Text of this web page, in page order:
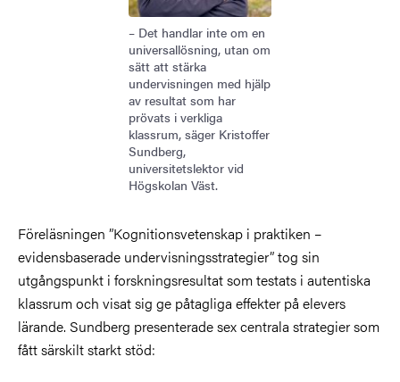
– Det handlar inte om en
universallösning, utan om
sätt att stärka
undervisningen med hjälp
av resultat som har
prövats i verkliga
klassrum, säger Kristoffer
Sundberg,
universitetslektor vid
Högskolan Väst.
Föreläsningen ”Kognitionsvetenskap i praktiken –
evidensbaserade undervisningsstrategier” tog sin
utgångspunkt i forskningsresultat som testats i autentiska
klassrum och visat sig ge påtagliga effekter på elevers
lärande. Sundberg presenterade sex centrala strategier som
fått särskilt starkt stöd: